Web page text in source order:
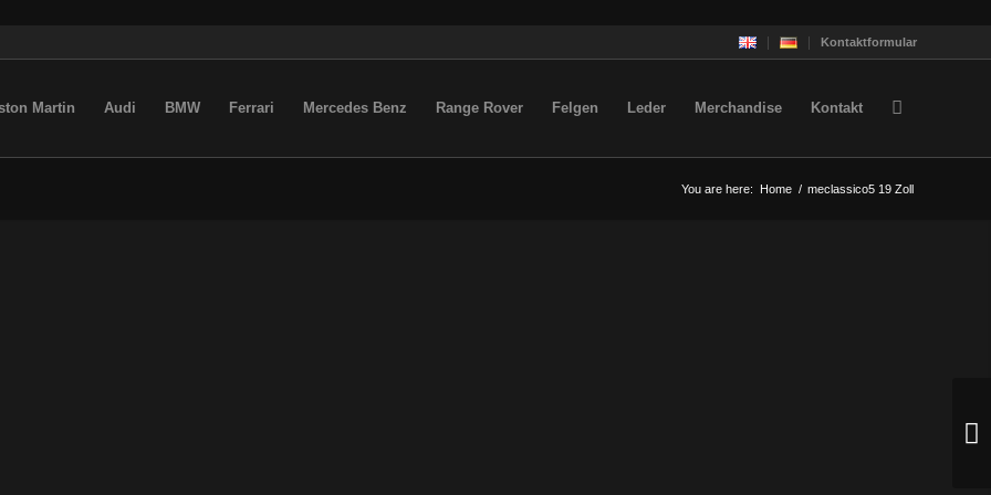
Kontaktformular
Martin Audi BMW Ferrari Mercedes Benz Range Rover Felgen Leder Merchandise Kontakt
You are here: Home / meclassico5 19 Zoll